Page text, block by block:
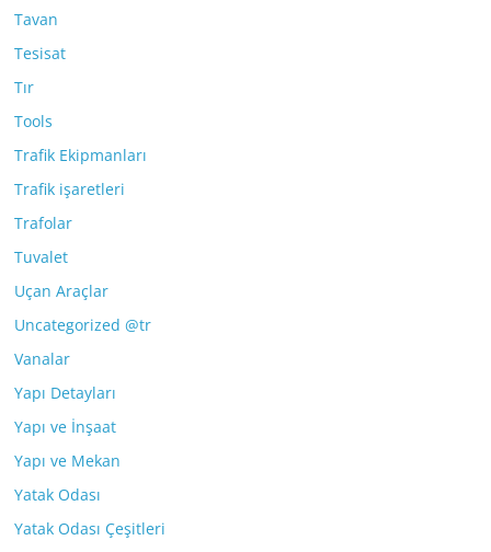
Tavan
Tesisat
Tır
Tools
Trafik Ekipmanları
Trafik işaretleri
Trafolar
Tuvalet
Uçan Araçlar
Uncategorized @tr
Vanalar
Yapı Detayları
Yapı ve İnşaat
Yapı ve Mekan
Yatak Odası
Yatak Odası Çeşitleri